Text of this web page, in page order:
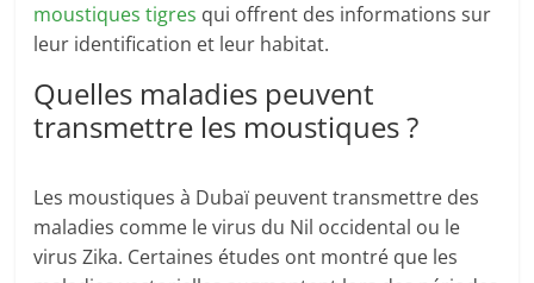
moustiques tigres qui offrent des informations sur
leur identification et leur habitat.
Quelles maladies peuvent
transmettre les moustiques ?
Les moustiques à Dubaï peuvent transmettre des
maladies comme le virus du Nil occidental ou le
virus Zika. Certaines études ont montré que les